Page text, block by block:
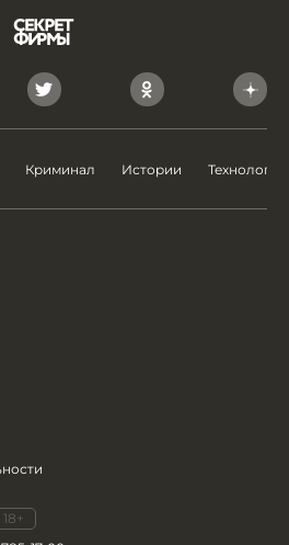
Криминал Истории Технологии
18+